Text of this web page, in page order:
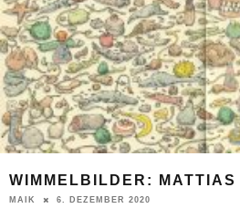
WIMMELBILDER: MATTIAS
MAIK 6. DEZEMBER 2020